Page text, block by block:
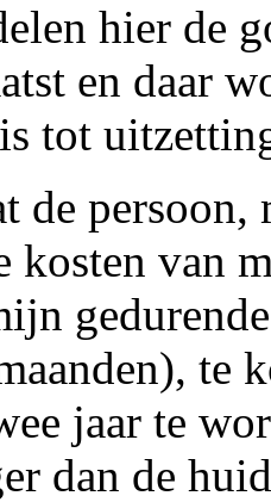
hier de
en daar
tot
de
kosten van
te
jaar te
dan de